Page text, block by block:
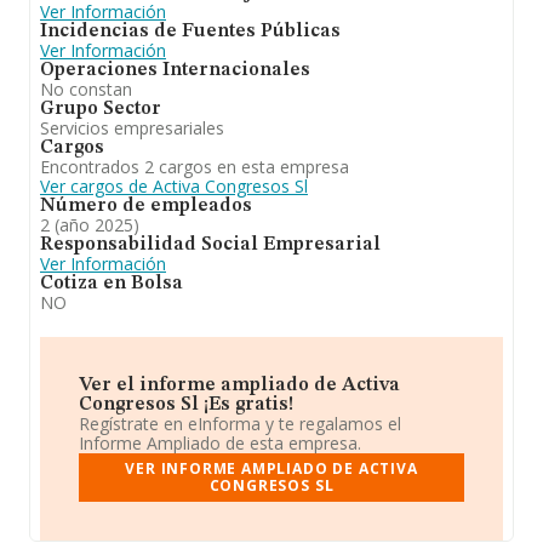
Ver Información
Incidencias de Fuentes Públicas
Ver Información
Operaciones Internacionales
No constan
Grupo Sector
Servicios empresariales
Cargos
Encontrados 2 cargos en esta empresa
Ver cargos de Activa Congresos Sl
Número de empleados
2 (año 2025)
Responsabilidad Social Empresarial
Ver Información
Cotiza en Bolsa
NO
Ver el informe ampliado de Activa
Congresos Sl ¡Es gratis!
Regístrate en eInforma y te regalamos el
Informe Ampliado de esta empresa.
VER INFORME AMPLIADO DE ACTIVA
CONGRESOS SL